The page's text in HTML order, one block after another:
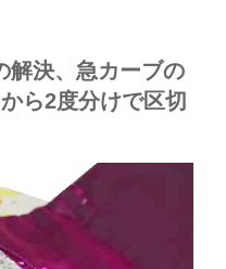
解決、急カーブの
ら2度分けで区切